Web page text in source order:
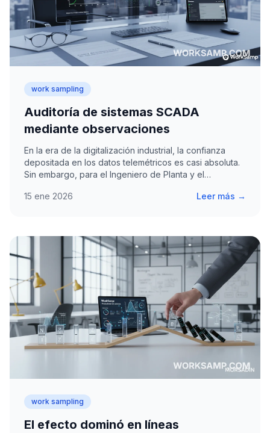
work sampling
Auditoría de sistemas SCADA
mediante observaciones
En la era de la digitalización industrial, la confianza
depositada en los datos telemétricos es casi absoluta.
Sin embargo, para el Ingeniero de Planta y el…
15 ene 2026 Leer más →
work sampling
El efecto dominó en líneas